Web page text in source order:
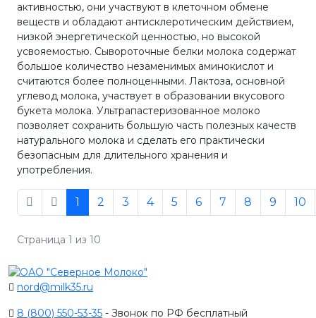
активностью, они участвуют в клеточном обмене
веществ и обладают антисклеротическим действием,
низкой энергетической ценностью, но высокой
усвояемостью. Сывороточные белки молока содержат
большое количество незаменимых аминокислот и
считаются более полноценными. Лактоза, основной
углевод молока, участвует в образовании вкусового
букета молока. Ультрапастеризованное молоко
позволяет сохранить большую часть полезных качеств
натурального молока и сделать его практически
безопасным для длительного хранения и
употребления.
1 2 3 4 5 6 7 8 9 10
Страница 1 из 10
nord@milk35.ru
8 (800) 550-53-35 - Звонок по РФ бесплатный